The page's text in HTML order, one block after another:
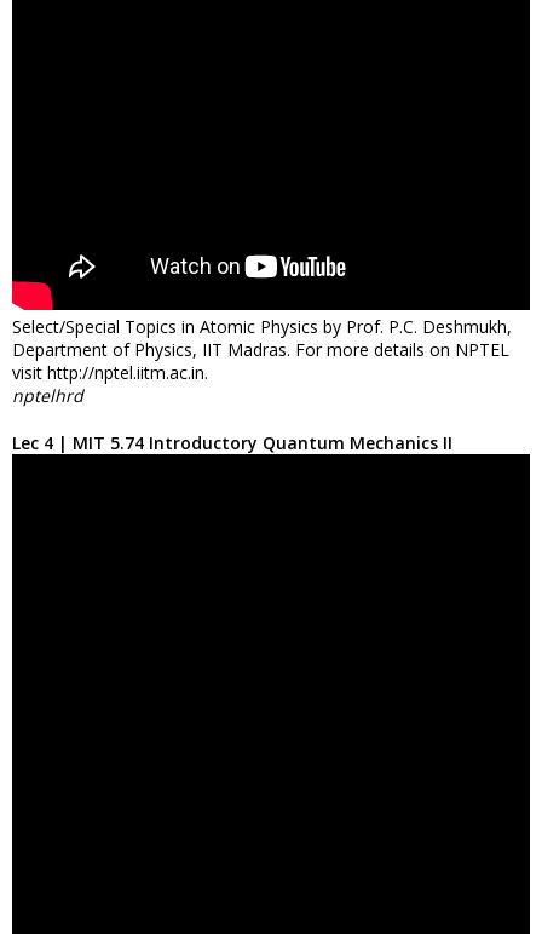
Select/Special Topics in Atomic Physics by Prof. P.C. Deshmukh,
Department of Physics, IIT Madras. For more details on NPTEL
visit http://nptel.iitm.ac.in.
nptelhrd
Lec 4 | MIT 5.74 Introductory Quantum Mechanics II